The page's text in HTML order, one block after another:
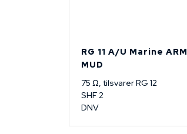
RG 11 A/U Marine ARM
MUD
75 Ω, tilsvarer RG 12
SHF 2
DNV